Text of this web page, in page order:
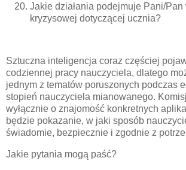
Jakie działania podejmuje Pani/Pan
kryzysowej dotyczącej ucznia?
Sztuczna inteligencja coraz częściej
codziennej pracy nauczyciela, dlatego
jednym z tematów poruszonych podczas
stopień nauczyciela mianowanego.
wyłącznie o znajomość konkretnych
będzie pokazanie, w jaki sposób
świadomie, bezpiecznie i zgodnie z
Jakie pytania mogą paść?